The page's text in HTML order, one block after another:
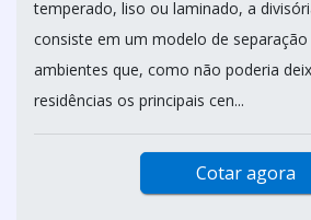
temperado, liso ou laminado, a
consiste em um modelo de
ambientes que, como não poderia
residências os principais cen...
Cotar agora